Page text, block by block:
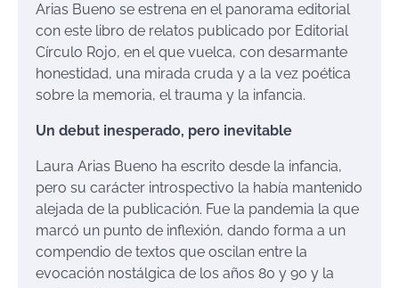
Arias Bueno se estrena en el panorama editorial
con este libro de relatos publicado por Editorial
Círculo Rojo, en el que vuelca, con desarmante
honestidad, una mirada cruda y a la vez poética
sobre la memoria, el trauma y la infancia.
Un debut inesperado, pero inevitable
Laura Arias Bueno ha escrito desde la infancia,
pero su carácter introspectivo la había mantenido
alejada de la publicación. Fue la pandemia la que
marcó un punto de inflexión, dando forma a un
compendio de textos que oscilan entre la
evocación nostálgica de los años 80 y 90 y la